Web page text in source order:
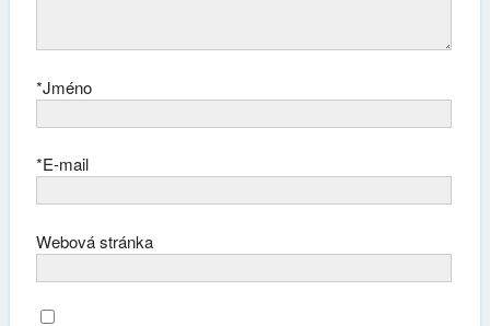
Jméno
*
E-mail
*
Webová stránka